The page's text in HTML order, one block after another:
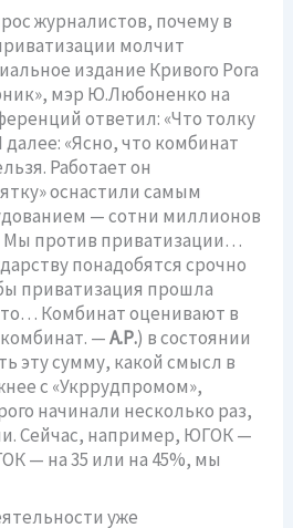
журналистов, почему в
молчит
издание Кривого Рога
мэр Ю.Любоненко на
ответил: «Что толку
«Ясно, что комбинат
Работает он
оснастили самым
— сотни миллионов
против приватизации…
понадобятся срочно
приватизация прошла
Комбинат оценивают в
—А.Р.) в состоянии
эту сумму, какой смысл в
с «Укррудпромом»,
начинали несколько раз,
Сейчас, например, ЮГОК —
— на 35 или на 45%, мы
уже